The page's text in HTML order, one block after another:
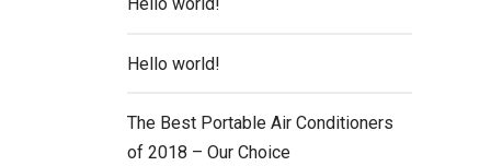
Hello world!
The Best Portable Air Conditioners
of 2018 – Our Choice